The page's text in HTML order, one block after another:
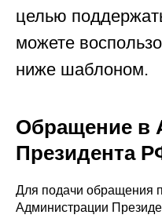
целью
можете
ниже шаблоном.
Обращение в
Президента
Для подачи обращения
Администрации